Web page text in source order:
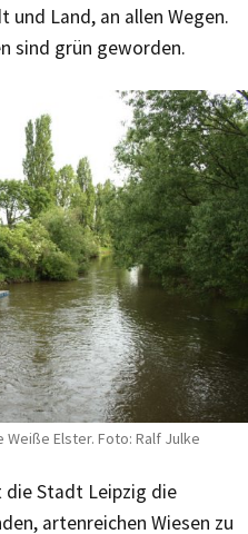
und Land, an allen Wegen.
sind grün geworden.
Elster. Foto: Ralf Julke
die Stadt Leipzig die
artenreichen Wiesen zu